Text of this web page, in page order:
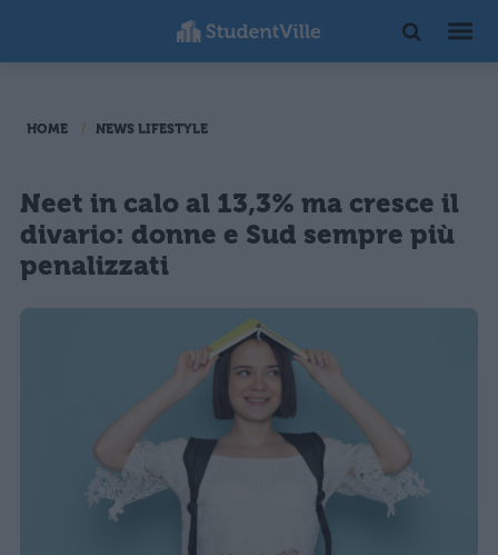
HOME NEWS LIFESTYLE
Neet in calo al 13,3% ma cresce il
divario: donne e Sud sempre più
penalizzati